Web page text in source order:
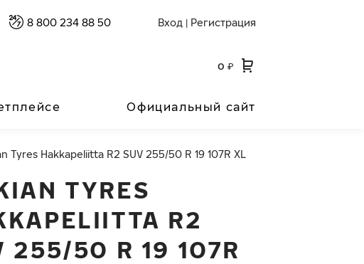
8 800 234 88 50 Вход Регистрация
0 ₽
Официальный сайт
Tyres Hakkapeliitta R2 SUV 255/50 R 19 107R XL
TYRES
R2
255/50 R 19 107R